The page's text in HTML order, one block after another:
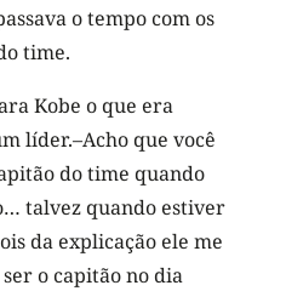
o tempo com os
time.
Kobe o que era
líder.–Acho que você
do time quando
talvez quando estiver
da explicação ele me
o capitão no dia